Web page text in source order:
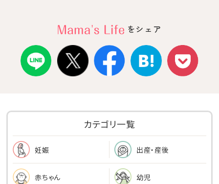
をシェア
カテゴリ一覧
妊娠 出産・産後
赤ちゃん 幼児